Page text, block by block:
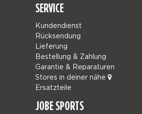
SERVICE
Kundendienst
Rücksendung
Lieferung
Bestellung & Zahlung
Garantie & Reparaturen
Stores in deiner nähe
Ersatzteile
JOBE SPORTS